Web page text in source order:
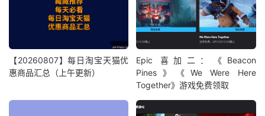
【20260807】每日淘宝天猫优
惠商品汇总（上午更新）
Epic 喜加二：《Beacon
Pines》《We Were Here
Together》游戏免费领取